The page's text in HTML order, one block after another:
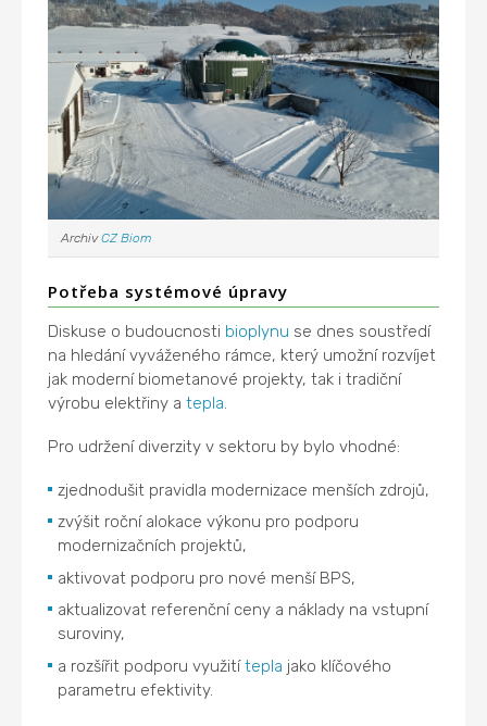
ArchivCZ Biom
Potřeba systémové úpravy
Diskuse o budoucnosti bioplynu se dnes soustředí
na hledání vyváženého rámce, který umožní rozvíjet
jak moderní biometanové projekty, tak i tradiční
výrobu elektřiny atepla.
Pro udržení diverzity v sektoru by bylo vhodné:
zjednodušit pravidla modernizace menších zdrojů,
zvýšit roční alokace výkonu pro podporu
modernizačních projektů,
aktivovat podporu pro nové menší BPS,
aktualizovat referenční ceny a náklady na vstupní
suroviny,
a rozšířit podporu využitítepla jako klíčového
parametru efektivity.